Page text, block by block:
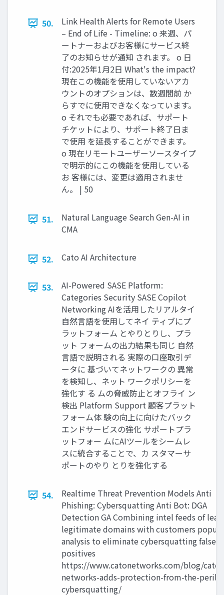
50.
Link Health Alerts for Remote Users
– End of Life - Timeline: o 来週、パ
ートナーおよびお客様にサービス終
了のお知らせが通知 されます。 o ⽇
付:2025年1⽉2⽇ What's the impact?
現在この機能を使⽤していないアカ
ウントのオプションは、数週間前 か
らすでに使⽤できなくなっています。
o それでも必要であれば、サポート
チケットにより、サポート終了⽇ま
で使⽤ を延⻑することができます。
o 現在リモートユーザーソースタイプ
で明⽰的にこの機能を使⽤している
お 客様には、変更は適⽤されませ
ん。 | 50
51.
Natural Language Search Gen-AI in
CMA
52. Cato AI Architecture
53.
AI-Powered SASE Platform:
Categories Security SASE Copilot
Networking AIを活⽤したリアルタイ
⾃然⾔語を使⽤してネイ ティブにプ
ラットフォーム とやりとりし、プラ
ット フォームの出⼒結果も同じ ⾃然
⾔語で説明される 実際の⼝座取引デ
ータに 基づいてネットワークの 異常
を検知し、ネット ワークポリシーを
強化す る ムの脅威防⽌とオフライ ン
検出 Platform Support 顧客プラット
フォーム体 験の向上に向けたバック
エンドサービスの強化 サポートプラ
ットフォー ムにAIツールをシームレ
スに統合することで、カ スタマーサ
ポートのやり とりを強化する
54.
Realtime Threat Prevention Models Anti
Phishing: Cybersquatting Anti Bot: DGA
Detection GA Combining intel feeds of
legitimate domains with customers
analysis to eliminate cybersquatting false
positives
https://www.catonetworks.com/blog/cato-
networks-adds-protection-from-the-
cybersquatting/